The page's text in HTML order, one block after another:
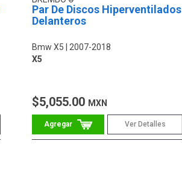
Par De Discos Hiperventilados
Delanteros
Bmw X5
2007-2018
X5
$5,055.00 MXN
Ver Detalles